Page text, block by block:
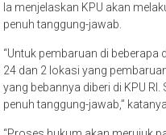
Ia menjelaskan KPU akan
penuh tanggung-jawab.
“Untuk pembaruan di beberapa
24 dan 2 lokasi yang
yang bebannya diberi di KPU
penuh tanggung-jawab,” katanya.